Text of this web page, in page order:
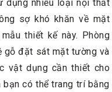
dụng nhiều loại nội thất
sợ khó khăn về mặt
thiết kế này. Phòng
gỗ đặt sát mặt tường và
vật dụng cần thiết cho
có thể trang trí bằng